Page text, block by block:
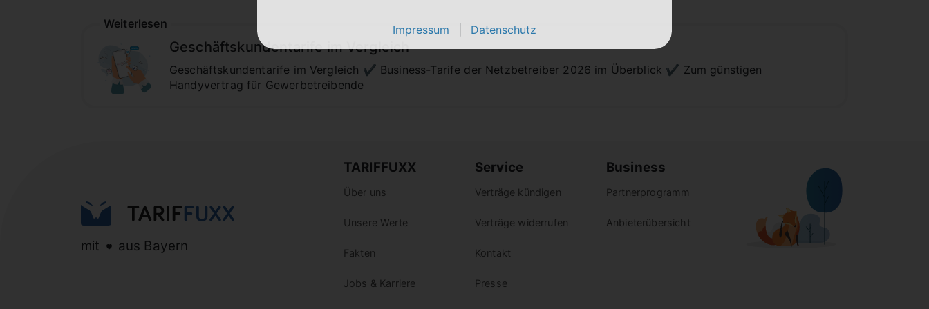
Weiterlesen
Geschäftskundentarife im Vergleich
Geschäftskundentarife im Vergleich ✔️ Business-Tarife der Netzbetreiber 2026 im Überblick ✔️ Zum günstigen
Handyvertrag für Gewerbetreibende
mit aus Bayern
TARIFFUXX
Über uns
Unsere Werte
Fakten
Jobs & Karriere
Service
Verträge kündigen
Verträge widerrufen
Kontakt
Presse
Business
Partnerprogramm
Anbieterübersicht
Impressum Datenschutz